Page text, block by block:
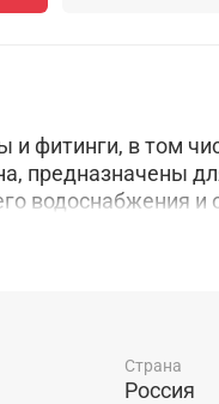
и фитинги, в том
предназначены
водоснабжения и
к
Страна
Россия